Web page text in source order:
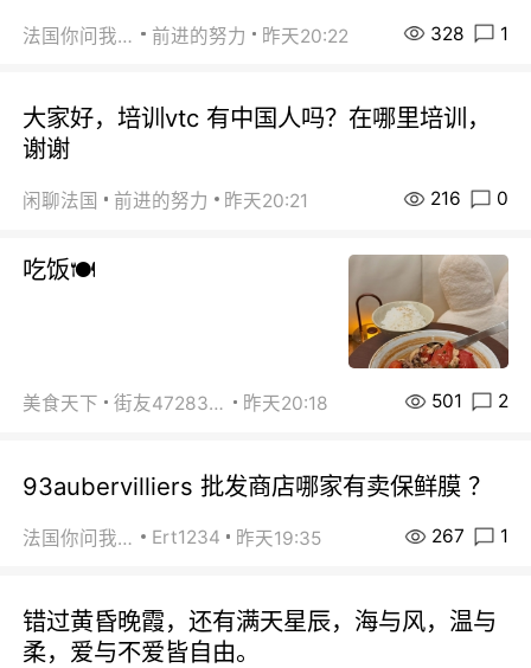
法国你问我答 前进的努力 昨天20:22 328 1
大家好，培训vtc 有中国人吗？在哪里培训，
谢谢
闲聊法国 前进的努力 昨天20:21 216 0
吃饭🍽️
美食天下 街友472838572 昨天20:18 501 2
93aubervilliers 批发商店哪家有卖保鲜膜 ？
法国你问我答 Ert1234 昨天19:35 267 1
错过黄昏晚霞，还有满天星辰，海与风，温与
柔，爱与不爱皆自由。